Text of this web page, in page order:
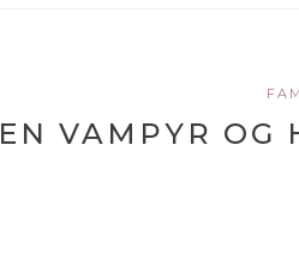
EN VAMPYR OG